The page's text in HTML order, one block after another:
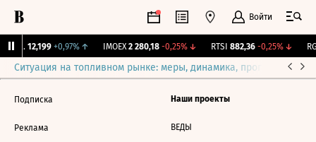
Войти
12,199 +0,97%↑ IMOEX 2 280,18 -0,25%↓ RTSI 882,36 -0,25%↓
Ситуация на топливном рынке: меры, динамика, прогнозы
Подписка
Реклама
Наши проекты
ВЕДЫ